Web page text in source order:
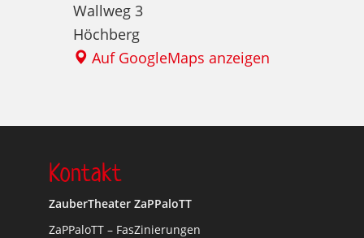
Wallweg 3
Höchberg
Auf GoogleMaps anzeigen
Kontakt
ZauberTheater ZaPPaloTT
ZaPPaloTT – FasZinierungen